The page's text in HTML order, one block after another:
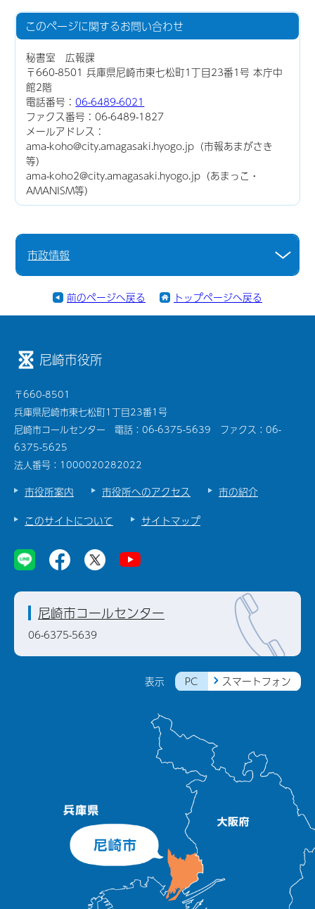
このページに関するお問い合わせ
秘書室 広報課
〒660-8501 兵庫県尼崎市東七松町1丁目23番1号 本庁中
館2階
電話番号：06-6489-6021
ファクス番号：06-6489-1827
メールアドレス：
ama-koho@city.amagasaki.hyogo.jp（市報あまがさき
等）
ama-koho2@city.amagasaki.hyogo.jp（あまっこ・
AMANISM等）
市政情報
前のページへ戻る トップページへ戻る
尼崎市役所
〒660-8501
兵庫県尼崎市東七松町1丁目23番1号
尼崎市コールセンター 電話：06-6375-5639 ファクス：06-
6375-5625
法人番号：1000020282022
市役所案内 市役所へのアクセス
市の紹介
このサイトについて
サイトマップ
表示 PC スマートフォン
尼崎市コールセンター
06-6375-5639